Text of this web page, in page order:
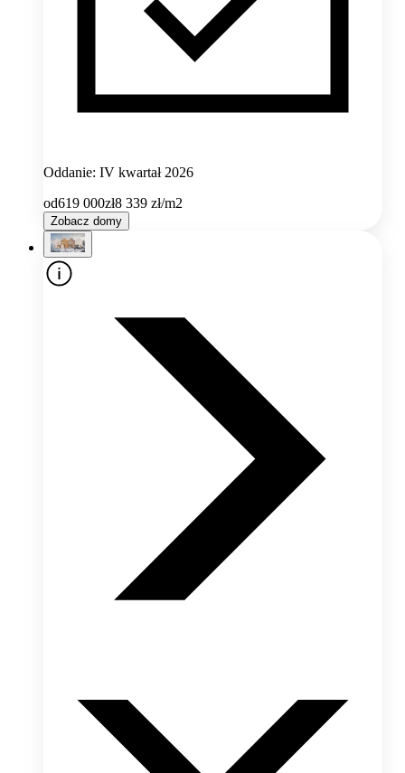
Oddanie: IV kwartał 2026
od619 000zł8 339 zł/m2
Zobacz domy